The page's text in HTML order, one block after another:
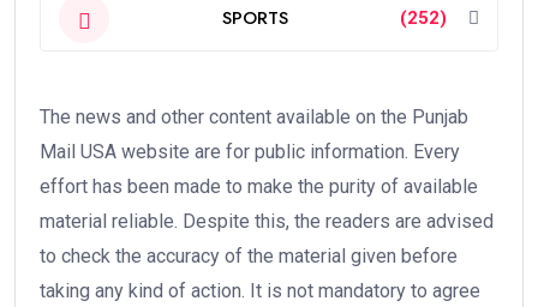
SPORTS (252)
The news and other content available on the Punjab
Mail USA website are for public information. Every
effort has been made to make the purity of available
material reliable. Despite this, the readers are advised
to check the accuracy of the material given before
taking any kind of action. It is not mandatory to agree